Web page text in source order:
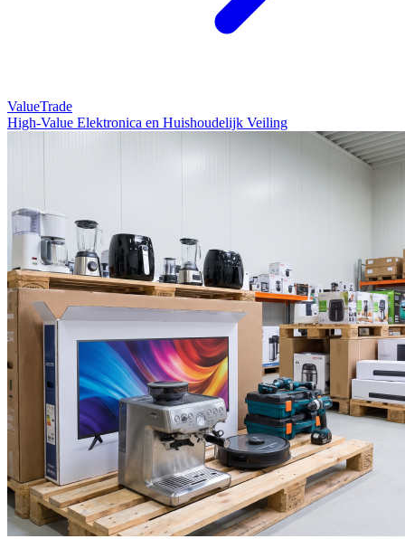
ValueTrade
High-Value Elektronica en Huishoudelijk Veiling